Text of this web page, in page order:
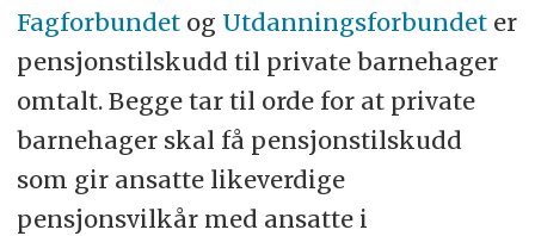
Fagforbundetog Utdanningsforbundeter
pensjonstilskudd til private barnehager
omtalt. Begge tar til orde for at private
barnehager skal få pensjonstilskudd
som gir ansatte likeverdige
pensjonsvilkår med ansatte i